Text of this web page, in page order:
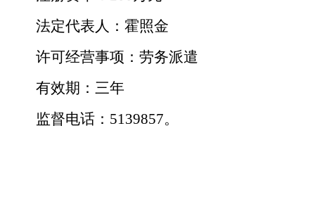
法定代表人： 霍照金
许可经营事项：劳务派遣
有效期：三年
监督电话：5139857。